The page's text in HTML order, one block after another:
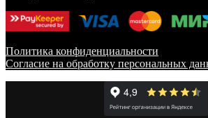
Политика конфиденциальности
Согласие на обработку персональных